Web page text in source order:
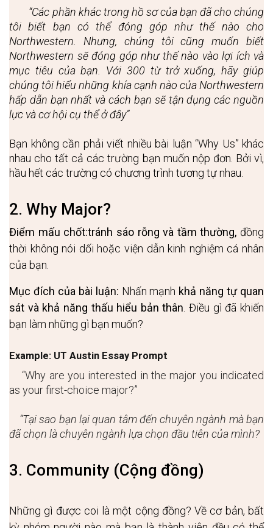
“Các phần khác trong hồ sơ của bạn đã cho chúng
tôi biết bạn có thể đóng góp như thế nào cho
Northwestern. Nhưng, chúng tôi cũng muốn biết
Northwestern sẽ đóng góp như thế nào vào lợi ích và
mục tiêu của bạn. Với 300 từ trở xuống, hãy giúp
chúng tôi hiểu những khía cạnh nào của Northwestern
hấp dẫn bạn nhất và cách bạn sẽ tận dụng các nguồn
lực và cơ hội cụ thể ở đây”
Bạn không cần phải viết nhiều bài luận “Why Us” khác
nhau cho tất cả các trường bạn muốn nộp đơn. Bởi vì,
hầu hết các trường có chương trình tương tự nhau.
2. Why Major?
Điểm mấu chốt:tránh sáo rỗng và tầm thường, đồng
thời không nói dối hoặc viện dẫn kinh nghiệm cá nhân
của bạn.
Mục đích của bài luận: Nhấn mạnh khả năng tự quan
sát và khả năng thấu hiểu bản thân . Điều gì đã khiến
bạn làm những gì bạn muốn?
Example: UT Austin Essay Prompt
“Why are you interested in the major you indicated
as your first-choice major?”
“Tại sao bạn lại quan tâm đến chuyên ngành mà bạn
đã chọn là chuyên ngành lựa chọn đầu tiên của mình?
3. Community (Cộng đồng)
Những gì được coi là một cộng đồng? Về cơ bản, bất